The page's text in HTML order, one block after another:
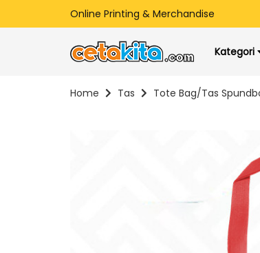
Online Printing & Merchandise
Kategori
Home Tas Tote Bag/Tas